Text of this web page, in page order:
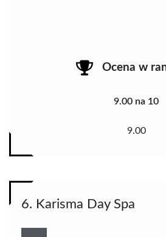
Ocena w
9.00 na 10
9.00
6. Karisma Day Spa